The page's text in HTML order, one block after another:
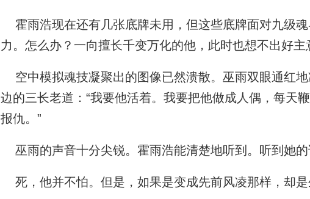
霍雨浩现在还有几张底牌未用，但这些底牌面对九级
力。怎么办？一向擅长千变万化的他，此时也想不出好主
空中模拟魂技凝聚出的图像已然溃散。巫雨双眼通红
边的三长老道：“我要他活着。我要把他做成人偶，每天
报仇。”
巫雨的声音十分尖锐。霍雨浩能清楚地听到。听到她的
死，他并不怕。但是，如果是变成先前风凌那样，却是